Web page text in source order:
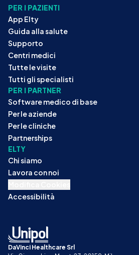
PER I PAZIENTI
App Elty
Guida alla salute
Supporto
Centri medici
Tutte le visite
Tutti gli specialisti
PER I PARTNER
Software medico di base
Per le aziende
Per le cliniche
Partnerships
ELTY
Chi siamo
Lavora con noi
Accessibilità
DaVinci Healthcare Srl